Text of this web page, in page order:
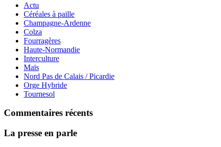
Actu
Céréales à paille
Champagne-Ardenne
Colza
Fourragères
Haute-Normandie
Interculture
Maïs
Nord Pas de Calais / Picardie
Orge Hybride
Tournesol
Commentaires récents
La presse en parle